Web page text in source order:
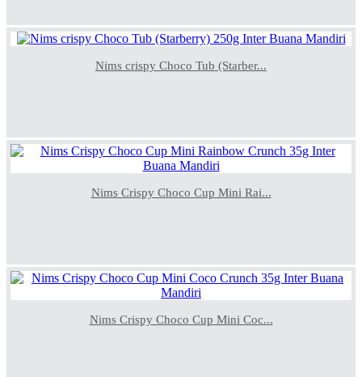
Nims crispy Choco Tub (Starber...
Nims Crispy Choco Cup Mini Rai...
Nims Crispy Choco Cup Mini Coc...